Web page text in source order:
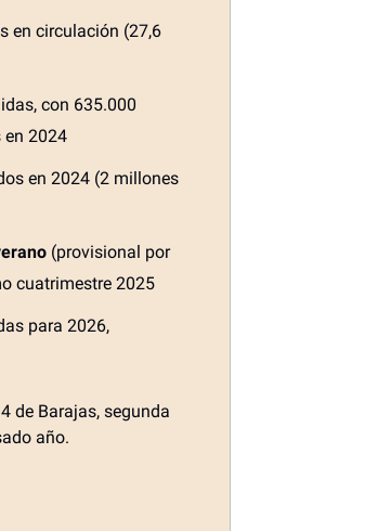
en circulación (27,6
con 635.000
en 2024
en 2024 (2 millones
(provisional por
cuatrimestre 2025
para 2026,
de Barajas, segunda
año.